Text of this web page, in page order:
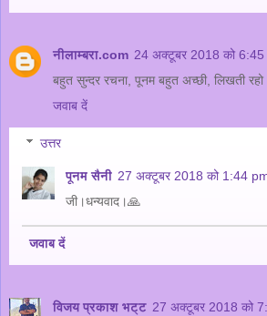
नीलाम्बरा.com 24 अक्टूबर 2018 को
बहुत सुन्दर रचना, पूनम बहुत अच्छी, लिखती रहो
जवाब दें
उत्तर
पूनम सैनी 27 अक्टूबर 2018 को 1:44
जी।धन्यवाद।🙏
जवाब दें
विजय प्रकाश भट्ट 27 अक्टूबर 2018 को